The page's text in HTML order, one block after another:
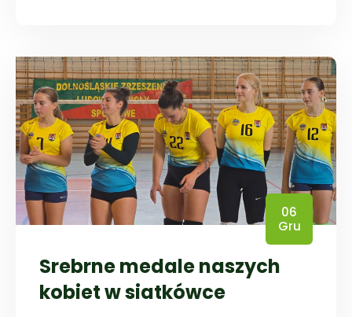
06
Gru
Srebrne medale naszych
kobiet w siatkówce